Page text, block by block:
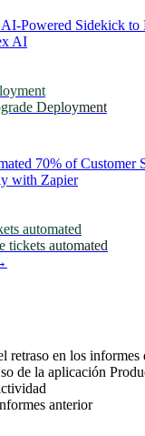
Powered Sidekick
AI
Deployment
70% of Customer
with Zapier
automated
tickets automated
retraso en los informes
de la aplicación
anterior